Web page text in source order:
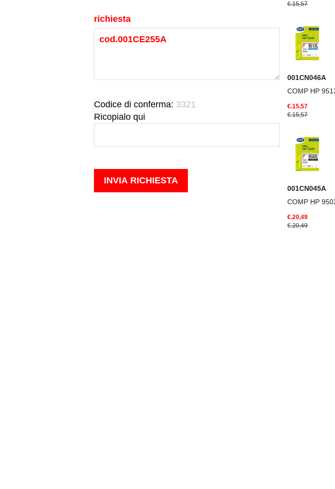
richiesta
Codice di conferma: 3321
Ricopialo qui
€.15,57
001CN046A
COMP HP
€.15,57
€.15,57
001CN045A
COMP HP
€.20,49
€.20,49